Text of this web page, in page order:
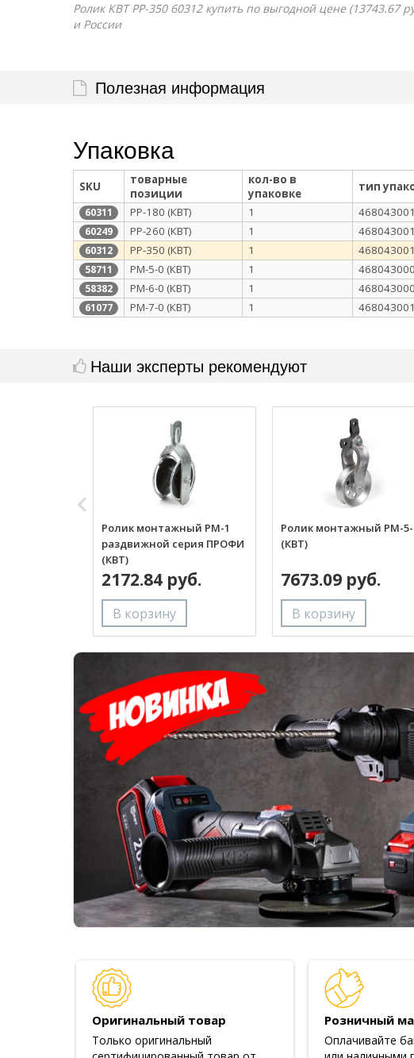
Ролик КВТ РР-350 60312 купить по выгодной цене (13743.67
и России
Полезная информация
Упаковка
SKU
товарные
позиции
кол-во в
упаковке
тип
60311 РР-180 (КВТ) 1
60249 РР-260 (КВТ) 1
60312 РР-350 (КВТ) 1
58711 РМ-5-0 (КВТ) 1
58382 РМ-6-0 (КВТ) 1
61077 РМ-7-0 (КВТ) 1
Наши эксперты рекомендуют
Ролик монтажный РМ-1
раздвижной серия ПРОФИ
(КВТ)
2172.84 руб.
Ролик монтажный РМ-
(КВТ)
7673.09 руб.
Оригинальный товар
Только оригинальный
Розничный
Оплачивайте